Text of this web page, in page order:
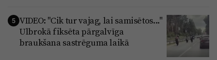
5 VIDEO: "Cik tur vajag, lai samisētos..."
Ulbrokā fiksēta pārgalvīga
braukšana sastrēguma laikā